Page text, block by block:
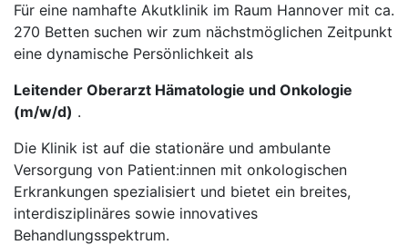
Für eine namhafte Akutklinik im Raum Hannover mit ca.
270 Betten suchen wir zum nächstmöglichen Zeitpunkt
eine dynamische Persönlichkeit als
Leitender Oberarzt Hämatologie und Onkologie
(m/w/d) .
Die Klinik ist auf die stationäre und ambulante
Versorgung von Patient:innen mit onkologischen
Erkrankungen spezialisiert und bietet ein breites,
interdisziplinäres sowie innovatives
Behandlungsspektrum.